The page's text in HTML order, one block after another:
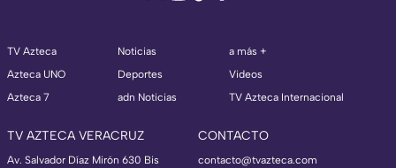
TV Azteca
Azteca UNO
Azteca 7
Noticias
Deportes
adn Noticias
a más +
Videos
TV Azteca Internacional
TV AZTECA VERACRUZ
Av. Salvador Díaz Mirón 630 Bis
CONTACTO
contacto@tvazteca.com